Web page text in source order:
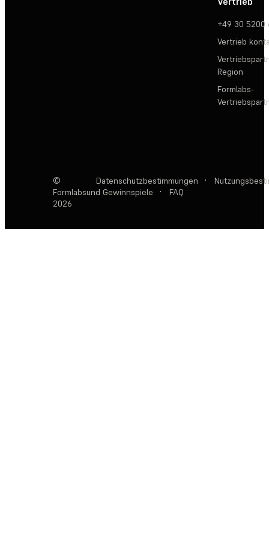
+49 30 5200
Vertrieb
Region
Formlabs-
©
Formlabs
2026
Datenschutzbestimmungen ·
und Gewinnspiele
· FAQ